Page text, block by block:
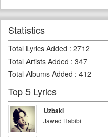
Statistics
Total Lyrics Added : 2712
Total Artists Added : 347
Total Albums Added : 412
Top 5 Lyrics
Uzbaki
Jawed Habibi